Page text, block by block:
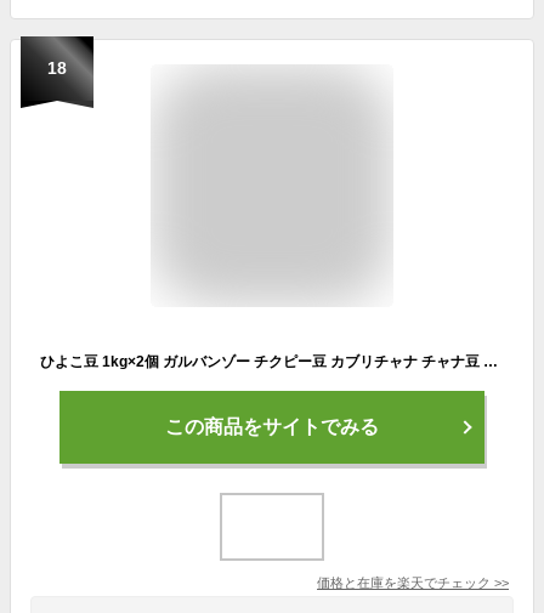
18
ひよこ豆 1kg×2個 ガルバンゾー チクピー豆 カブリチャナ チャナ豆 エジプト豆 生豆 乾燥豆 グルテンフリー 穀類 無添加 100% 業務用 大容量 お得 スーパーフード アメリカ産 着色料 香料 不使用 たんぱく質 食物繊維 ビタミン B1 B6 葉酸 イソフラボン ヴィーガン ビーガン
この商品をサイトでみる
価格と在庫を楽天でチェック >>